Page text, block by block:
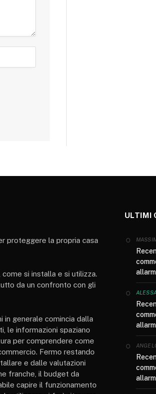
proteggere la propria casa
si installa e si utilizza.
da un confronto con gli
in generale comincia dalla
le informazioni spaziano
per comprendere come
Fermo restando
e dalle valutazioni
franche, il budget da
capire il funzionamento
ULTIMI